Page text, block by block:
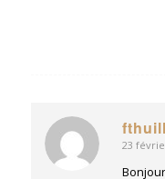
dit
:
23